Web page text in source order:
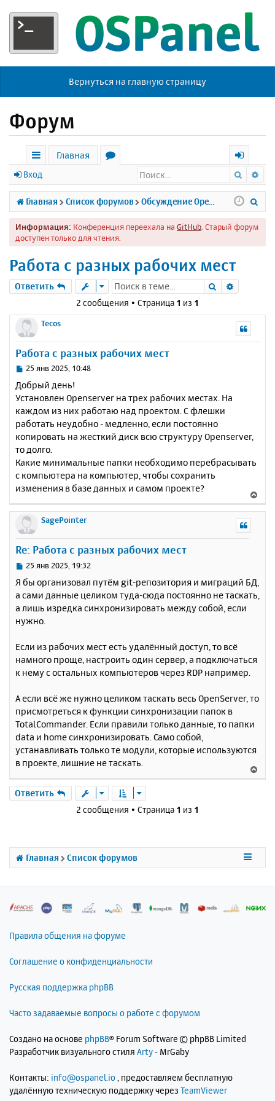
Вернуться на главную страницу
Форум
с
ы
л
к
Главная
р
у
м
х
о
д
Вход Поиск
Главная Список форумов
Информация: Конференция переехала на GitHub . Старый форум
доступен только для чтения.
Работа с разных рабочих мест
Ответить Поиск
2 сообщения • Страница 1 из 1
Tecos
Работа с разных рабочих мест
С
о
б
щ
е
н
е
25 янв 2025, 10:48
Добрый день!
Установлен Openserver на трех рабочих местах. На
каждом из них работаю над проектом. С флешки
работать неудобно - медленно, если постоянно
копировать на жесткий диск всю структуру Openserver,
то долго.
Какие минимальные папки необходимо перебрасывать
с компьютера на компьютер, чтобы сохранить
изменения в базе данных и самом проекте?
е
к
SagePointer
Re: Работа с разных рабочих мест
С
о
б
щ
е
е
25 янв 2025, 19:32
Я бы организовал путём git-репозитория и миграций БД,
а сами данные целиком туда-сюда постоянно не таскать,
а лишь изредка синхронизировать между собой, если
нужно.
Если из рабочих мест есть удалённый доступ, то всё
намного проще, настроить один сервер, а подключаться
к нему с остальных компьютеров через RDP например.
А если всё же нужно целиком таскать весь OpenServer, то
присмотреться к функции синхронизации папок в
TotalCommander. Если правили только данные, то папки
data и home синхронизировать. Само собой,
устанавливать только те модули, которые используются
в проекте, лишние не таскать.
е
с
н
ч
Ответить
2 сообщения • Страница 1 из 1
Главная Список форумов
Правила общения на форуме
Соглашение о конфиденциальности
Русская поддержка phpBB
Часто задаваемые вопросы о работе с форумом
Создано на основе phpBB® Forum Software © phpBB Limited
Разработчик визуального стиля Arty- MrGaby
Контакты: info@ospanel.io , предоставляем бесплатную
удалённую техническую поддержку через TeamViewer